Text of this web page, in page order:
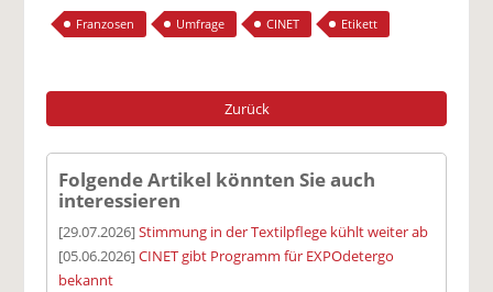
Franzosen Umfrage CINET Etikett
Zurück
Folgende Artikel könnten Sie auch
interessieren
[29.07.2026]Stimmung in der Textilpflege kühlt weiter ab
[05.06.2026]CINET gibt Programm für EXPOdetergo
bekannt